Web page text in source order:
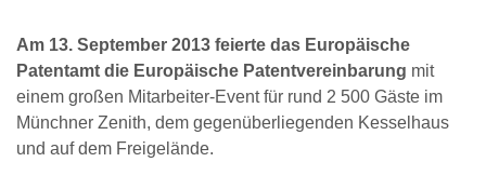
Am 13. September 2013 feierte das Europäische
Patentamt die Europäische Patentvereinbarung mit
einem großen Mitarbeiter-Event für rund 2 500 Gäste im
Münchner Zenith, dem gegenüberliegenden Kesselhaus
und auf dem Freigelände.